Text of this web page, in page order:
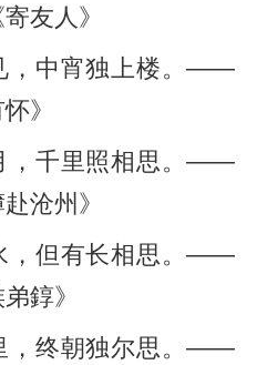
友人》
，中宵独上楼。——
》
，千里照相思。——
沧州》
，但有长相思。——
錞》
，终朝独尔思。——